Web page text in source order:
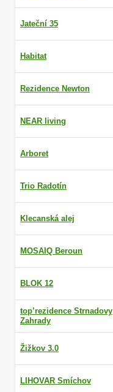
Jateční 35
Habitat
Rezidence Newton
NEAR living
Arboret
Trio Radotín
Klecanská alej
MOSAIQ Beroun
BLOK 12
top’rezidence Strnadovy
Zahrady
Žižkov 3.0
LIHOVAR Smíchov